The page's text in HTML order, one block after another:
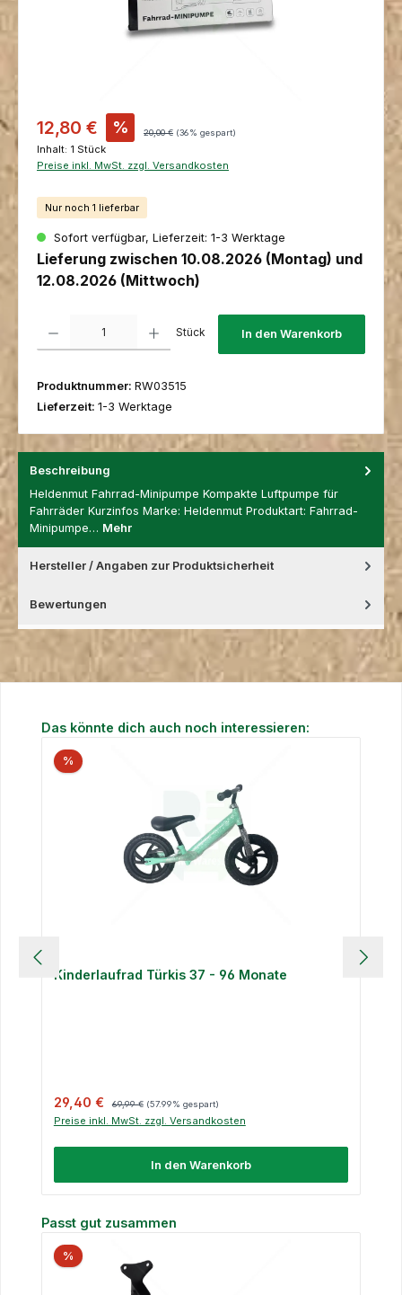
Verkaufspreis:
12,80 € % Regulärer Preis:
20,00 € (36% gespart)
Inhalt: 1 Stück
Preise inkl. MwSt. zzgl. Versandkosten
Nur noch 1 lieferbar
Sofort verfügbar, Lieferzeit: 1-3 Werktage
Lieferung zwischen 10.08.2026 (Montag) und
12.08.2026 (Mittwoch)
Stück In den Warenkorb
Produktnummer: RW03515
Lieferzeit: 1-3 Werktage
Beschreibung
Heldenmut Fahrrad-Minipumpe Kompakte Luftpumpe für
Fahrräder Kurzinfos Marke: Heldenmut Produktart: Fahrrad-
Minipumpe… Mehr
Hersteller / Angaben zur Produktsicherheit
Bewertungen
Produktgalerie überspringen
Das könnte dich auch noch interessieren:
%
Kinderlaufrad Türkis 37 - 96 Monate
Verkaufspreis:
29,40 € 69,99 € (57.99% gespart)
Preise inkl. MwSt. zzgl. Versandkosten
In den Warenkorb
Produktgalerie überspringen
Passt gut zusammen
%